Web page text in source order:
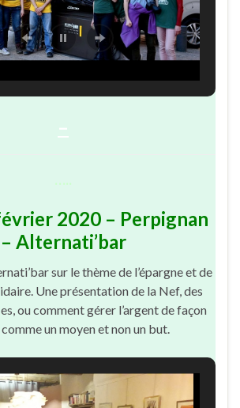
–
…..
2020 – Perpignan
– Alternati’bar
sur le thème de l’épargne et de
Une présentation de la Nef, des
ou comment gérer l’argent de façon
un moyen et non un but.